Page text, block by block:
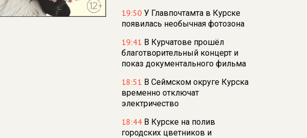
19:50 У Главпочтамта в Курске
появилась необычная фотозона
19:41 В Курчатове прошёл
благотворительный концерт и
показ документального фильма
18:51 В Сеймском округе Курска
временно отключат
электричество
18:44 В Курске на полив
городских цветников и